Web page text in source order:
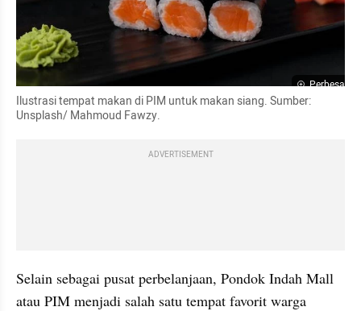
Perbesar
Ilustrasi tempat makan di PIM untuk makan siang. Sumber:
Unsplash/ Mahmoud Fawzy.
ADVERTISEMENT
Selain sebagai pusat perbelanjaan, Pondok Indah Mall
atau PIM menjadi salah satu tempat favorit warga